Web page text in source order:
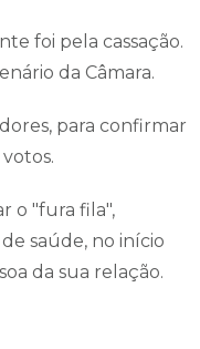
foi pela cassação.
da Câmara.
para confirmar
votos.
o "fura fila",
saúde, no início
da sua relação.